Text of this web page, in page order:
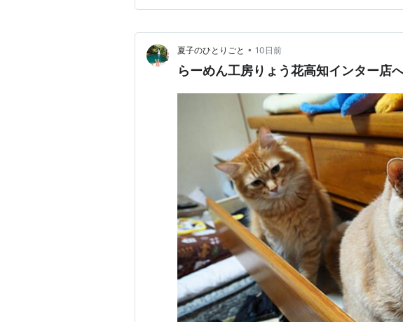
夏子のひとりごと • 10日前
らーめん工房りょう花高知インター店